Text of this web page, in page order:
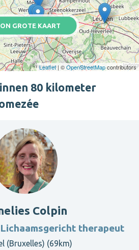
GROTE KAART
Leaflet| ©OpenStreetMapcontributors
80 kilometer
Colpin
therapeut
(Bruxelles) (69km)